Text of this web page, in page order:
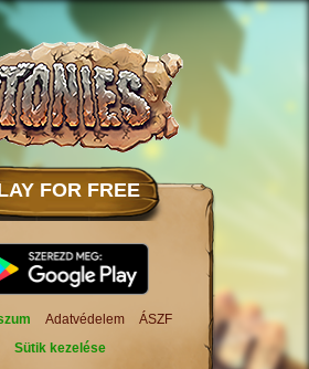
FOR FREE
Adatvédelem
ÁSZF
Sütik kezelése